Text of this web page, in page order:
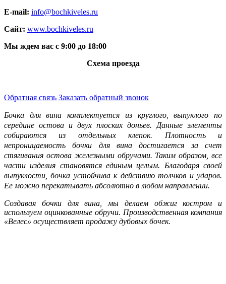
E-mail: info@bochkiveles.ru
Сайт: www.bochkiveles.ru
Мы ждем вас с 9:00 до 18:00
Схема проезда
Обратная связь Заказать обратный звонок
Бочка для вина комплектуется из круглого, выпуклого по
середине остова и двух плоских доньев. Данные элементы
собираются из отдельных клепок. Плотность и
непроницаемость бочки для вина достигается за счет
стягивания остова железными обручами. Таким образом, все
части изделия становятся единым целым. Благодаря своей
выпуклости, бочка устойчива к действию толчков и ударов.
Ее можно перекатывать абсолютно в любом направлении.
Создавая бочки для вина, мы делаем обжиг костром и
используем оцинкованные обручи. Производственная компания
«Велес» осуществляет продажу дубовых бочек.